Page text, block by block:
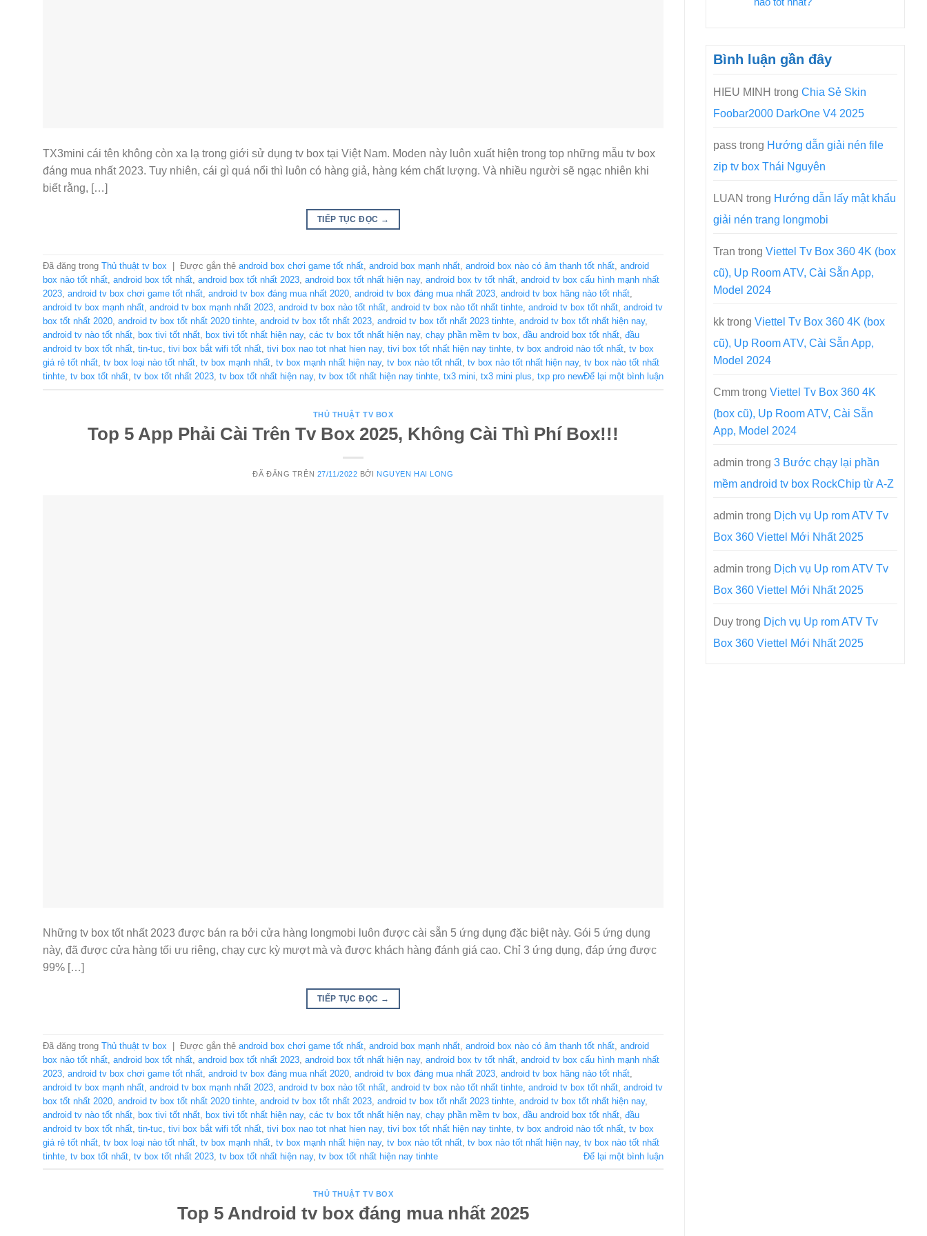
TX3mini cái tên không còn xa lạ trong giới sử dụng tv box tại Việt Nam. Moden này luôn xuất hiện trong top những mẫu tv box
đáng mua nhất 2023. Tuy nhiên, cái gì quá nổi thì luôn có hàng giả, hàng kém chất lượng. Và nhiều người sẽ ngạc nhiên khi
biết rằng, […]
TIẾP TỤC ĐỌC →
Đã đăng trong Thủ thuật tv box Được gắn thẻ android box chơi game tốt nhất, android box mạnh nhất, android box nào có âm thanh tốt nhất, android
box nào tốt nhất, android box tốt nhất, android box tốt nhất 2023, android box tốt nhất hiện nay, android box tv tốt nhất, android tv box cấu hình mạnh nhất
2023, android tv box chơi game tốt nhất, android tv box đáng mua nhất 2020, android tv box đáng mua nhất 2023, android tv box hãng nào tốt nhất,
android tv box mạnh nhất, android tv box mạnh nhất 2023, android tv box nào tốt nhất, android tv box nào tốt nhất tinhte, android tv box tốt nhất, android tv
box tốt nhất 2020, android tv box tốt nhất 2020 tinhte, android tv box tốt nhất 2023, android tv box tốt nhất 2023 tinhte, android tv box tốt nhất hiện nay,
android tv nào tốt nhất, box tivi tốt nhất, box tivi tốt nhất hiện nay, các tv box tốt nhất hiện nay, chạy phần mềm tv box, đầu android box tốt nhất, đầu
android tv box tốt nhất, tin-tuc, tivi box bắt wifi tốt nhất, tivi box nao tot nhat hien nay, tivi box tốt nhất hiện nay tinhte, tv box android nào tốt nhất, tv box
giá rẻ tốt nhất, tv box loại nào tốt nhất, tv box mạnh nhất, tv box mạnh nhất hiện nay, tv box nào tốt nhất, tv box nào tốt nhất hiện nay, tv box nào tốt nhất
tinhte, tv box tốt nhất, tv box tốt nhất 2023, tv box tốt nhất hiện nay, tv box tốt nhất hiện nay tinhte, tx3 mini, tx3 mini plus, txp pro newĐể lại một bình luận
THỦ THUẬT TV BOX
Top 5 App Phải Cài Trên Tv Box 2025, Không Cài Thì Phí Box!!!
ĐÃ ĐĂNG TRÊN 27/11/2022 BỞI NGUYEN HAI LONG
Những tv box tốt nhất 2023 được bán ra bởi cửa hàng longmobi luôn được cài sẵn 5 ứng dụng đặc biệt này. Gói 5 ứng dụng
này, đã được cửa hàng tối ưu riêng, chạy cực kỳ mượt mà và được khách hàng đánh giá cao. Chỉ 3 ứng dụng, đáp ứng được
99% […]
TIẾP TỤC ĐỌC →
Đã đăng trong Thủ thuật tv box | Được gắn thẻ android box chơi game tốt nhất android box mạnh nhất android box nào có âm thanh tốt nhất android
box nào tốt nhất android box tốt nhất android box tốt nhất 2023 android box tốt nhất hiện nay, android box tv tốt nhất android tv box cấu hình mạnh nhất
2023 android tv box chơi game tốt nhất android tv box đáng mua nhất 2020 android tv box đáng mua nhất 2023 android tv box hãng nào tốt nhất
android tv box mạnh nhất android tv box mạnh nhất 2023 android tv box nào tốt nhất android tv box nào tốt nhất tinhte android tv box tốt nhất android tv
box tốt nhất 2020 android tv box tốt nhất 2020 tinhte android tv box tốt nhất 2023 android tv box tốt nhất 2023 tinhte android tv box tốt nhất hiện nay,
android tv nào tốt nhất box tivi tốt nhất box tivi tốt nhất hiện nay, các tv box tốt nhất hiện nay, chạy phần mềm tv box đầu android box tốt nhất đầu
android tv box tốt nhất tin-tuc tivi box bắt wifi tốt nhất tivi box nao tot nhat hien nay, tivi box tốt nhất hiện nay tinhte tv box android nào tốt nhất tv box
giá rẻ tốt nhất tv box loại nào tốt nhất tv box mạnh nhất tv box mạnh nhất hiện nay, tv box nào tốt nhất tv box nào tốt nhất hiện nay, tv box nào tốt nhất
tinhte tv box tốt nhất tv box tốt nhất 2023 tv box tốt nhất hiện nay, tv box tốt nhất hiện nay tinhte Để lại một bình luận
THỦ THUẬT TV BOX
Top 5 Android tv box đáng mua nhất 2025
Bình luận gần đây
HIEU MINH trong Chia Sẻ Skin
Foobar2000 DarkOne V4 2025
pass trong Hướng dẫn giải nén file
zip tv box Thái Nguyên
LUAN trong Hướng dẫn lấy mật khẩu
giải nén trang longmobi
Tran trong Viettel Tv Box 360 4K (box
cũ), Up Room ATV, Cài Sẵn App,
Model 2024
kk trong Viettel Tv Box 360 4K (box
cũ), Up Room ATV, Cài Sẵn App,
Model 2024
Cmm trong Viettel Tv Box 360 4K
(box cũ), Up Room ATV, Cài Sẵn
App, Model 2024
admin trong 3 Bước chạy lại phần
mềm android tv box RockChip từ A-Z
admin trong Dịch vụ Up rom ATV Tv
Box 360 Viettel Mới Nhất 2025
admin trong Dịch vụ Up rom ATV Tv
Box 360 Viettel Mới Nhất 2025
Duy trong Dịch vụ Up rom ATV Tv
Box 360 Viettel Mới Nhất 2025